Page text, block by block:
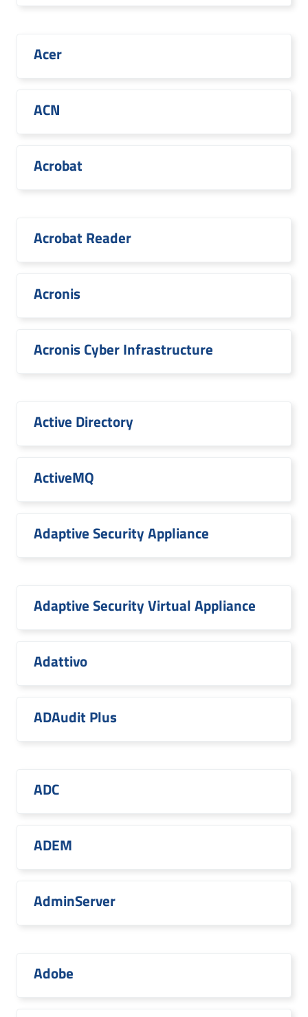
Acer
ACN
Acrobat
Acrobat Reader
Acronis
Acronis Cyber Infrastructure
Active Directory
ActiveMQ
Adaptive Security Appliance
Adaptive Security Virtual Appliance
Adattivo
ADAudit Plus
ADC
ADEM
AdminServer
Adobe